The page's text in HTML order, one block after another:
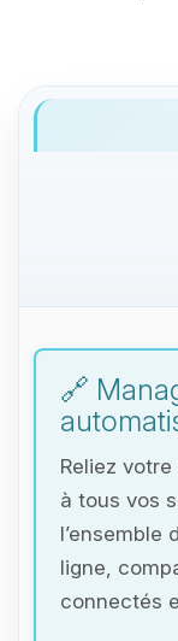
🔗
Reliez
à tous vos
l’ensemble
ligne,
connectés